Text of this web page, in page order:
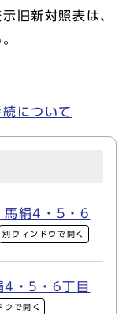
旧新対照表は、
について
馬絹4・5・6
別ウィンドウで開く
・5・6丁目
ウで開く